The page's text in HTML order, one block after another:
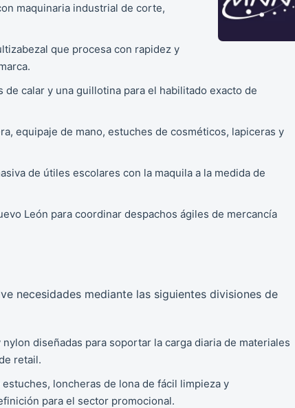
maquinaria industrial de corte,
que procesa con rapidez y
calar y una guillotina para el habilitado exacto de
equipaje de mano, estuches de cosméticos, lapiceras y
de útiles escolares con la maquila a la medida de
León para coordinar despachos ágiles de mercancía
necesidades mediante las siguientes divisiones de
diseñadas para soportar la carga diaria de materiales
retail.
loncheras de lona de fácil limpieza y
para el sector promocional.